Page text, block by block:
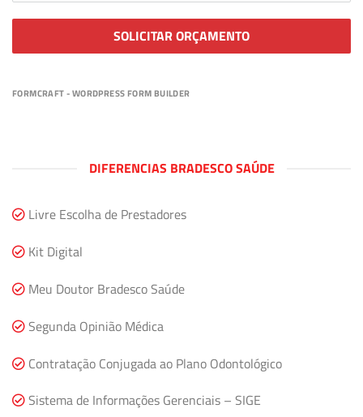
SOLICITAR ORÇAMENTO
FORMCRAFT - WORDPRESS FORM BUILDER
DIFERENCIAS BRADESCO SAÚDE
Livre Escolha de Prestadores
Kit Digital
Meu Doutor Bradesco Saúde
Segunda Opinião Médica
Contratação Conjugada ao Plano Odontológico
Sistema de Informações Gerenciais – SIGE